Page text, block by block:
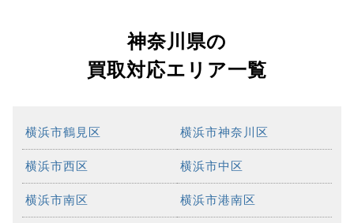
神奈川県の
買取対応エリア一覧
横浜市鶴見区 横浜市神奈川区
横浜市西区 横浜市中区
横浜市南区 横浜市港南区